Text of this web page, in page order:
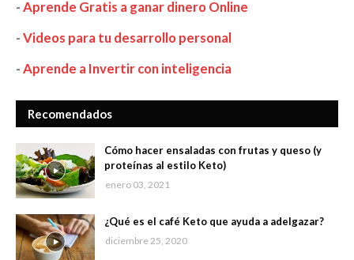
-Aprende Gratis a ganar dinero Online
-Videos para tu desarrollo personal
-Aprende a Invertir con inteligencia
Recomendados
Cómo hacer ensaladas con frutas y queso (y
proteínas al estilo Keto)
enero 03, 2021
¿Qué es el café Keto que ayuda a adelgazar?
diciembre 25, 2020